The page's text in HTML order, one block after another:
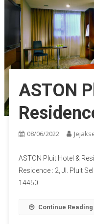
ASTON
08/06/2022
ASTON Pluit Hotel &
Residence : 2, Jl. Pluit
14450
Continue Reading